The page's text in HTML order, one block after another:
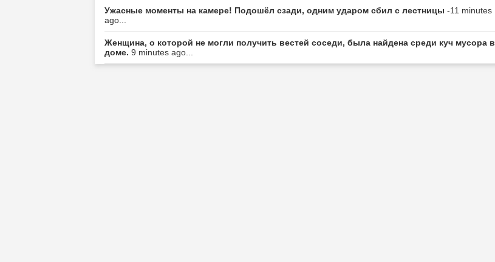
Ужасные моменты на камере! Подошёл сзади, одним ударом сбил с лестницы -11 minutes
ago...
Женщина, о которой не могли получить вестей соседи, была найдена среди куч мусора в
доме. 9 minutes ago...